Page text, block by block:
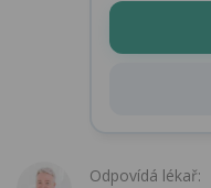
Odpovídá lékař: